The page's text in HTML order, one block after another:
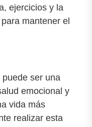
ejercicios y la
mantener el
ser una
emocional y
vida más
realizar esta